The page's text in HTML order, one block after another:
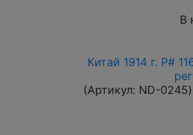
В
Китай 1914 г. P#
(Артикул: ND-0245)